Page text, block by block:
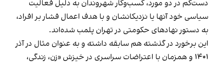
دست‌کم در دو مورد، کسب‌وکار شهروندان به دلیل فعالیت
سیاسی خود آنها یا نزدیکانشان و با هدف اعمال فشار بر افراد،
به دستور نهادهای حکومتی در تهران پلمب شده‌اند.
این برخورد در گذشته هم سابقه داشته و به عنوان مثال در آذر
۱۴۰۱ و همزمان با اعتراضات سراسری در خیزش «زن، زندگی،